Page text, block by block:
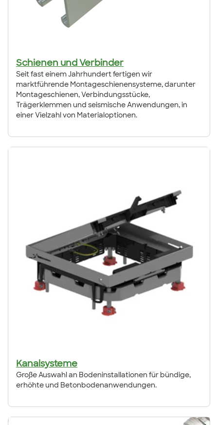
Schienen und Verbinder
Seit fast einem Jahrhundert fertigen wir
marktführende Montageschienensysteme, darunter
Montageschienen, Verbindungsstücke,
Trägerklemmen und seismische Anwendungen, in
einer Vielzahl von Materialoptionen.
Kanalsysteme
Große Auswahl an Bodeninstallationen für bündige,
erhöhte und Betonbodenanwendungen.